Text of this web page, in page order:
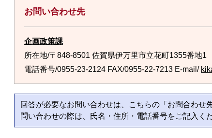
お問い合わせ先
企画政策課
所在地/〒848-8501 佐賀県伊万里市立花町1355番地1
電話番号/0955-23-2124 FAX/0955-22-7213 E-mail/
回答が必要なお問い合わせは、こちらの「お問合わせ
問い合わせの際は、氏名・住所・電話番号をご記入く